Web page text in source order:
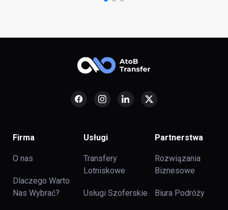
Firma
O nas
Dlaczego Warto
Nas Wybrać?
Usługi
Transfery
Lotniskowe
Usługi Szoferskie
Partnerstwa
Rozwiązania
Biznesowe
Biura Podróży